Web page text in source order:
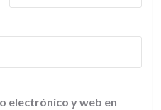
electrónico y web en